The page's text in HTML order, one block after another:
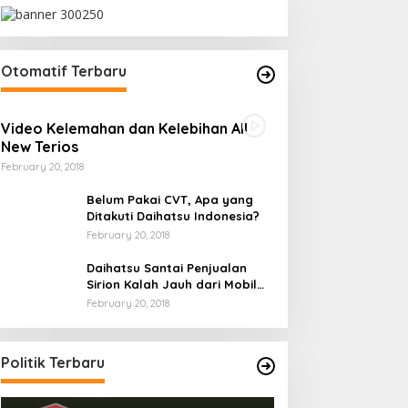
Otomatif Terbaru
Video Kelemahan dan Kelebihan All
New Terios
February 20, 2018
Belum Pakai CVT, Apa yang
Ditakuti Daihatsu Indonesia?
February 20, 2018
Daihatsu Santai Penjualan
Sirion Kalah Jauh dari Mobil
LCGC
February 20, 2018
Politik Terbaru